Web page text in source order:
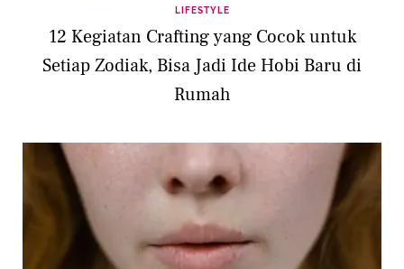
LIFESTYLE
12 Kegiatan Crafting yang Cocok untuk
Setiap Zodiak, Bisa Jadi Ide Hobi Baru di
Rumah